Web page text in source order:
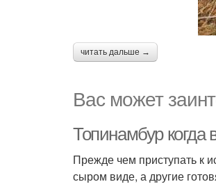
читать дальше →
Вас может
Топинамбур когда
Прежде чем приступать к
сыром виде, а другие